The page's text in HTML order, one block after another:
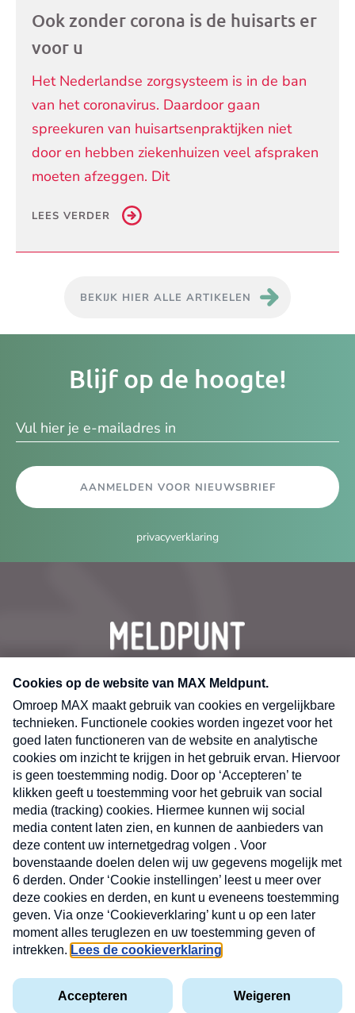
Ook zonder corona is de huisarts er
voor u
Het Nederlandse zorgsysteem is in de ban
van het coronavirus. Daardoor gaan
spreekuren van huisartsenpraktijken niet
door en hebben ziekenhuizen veel afspraken
moeten afzeggen. Dit
LEES VERDER
BEKIJK HIER ALLE ARTIKELEN
Blijf op de hoogte!
AANMELDEN VOOR NIEUWSBRIEF
privacyverklaring
CONTACT
Volg ons op
MAX
Cookieverklaring
Kwetsbaarheid
X
Nieuwsbrief
Neem hier een gratis abonnement op de MAX
Consumenten nieuwsbrief. Elke maandag en
donderdag in uw mailbox.